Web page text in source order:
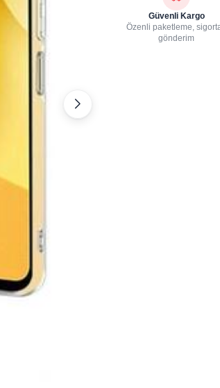
Güvenli Kargo
Özenli paketleme,
gönderim